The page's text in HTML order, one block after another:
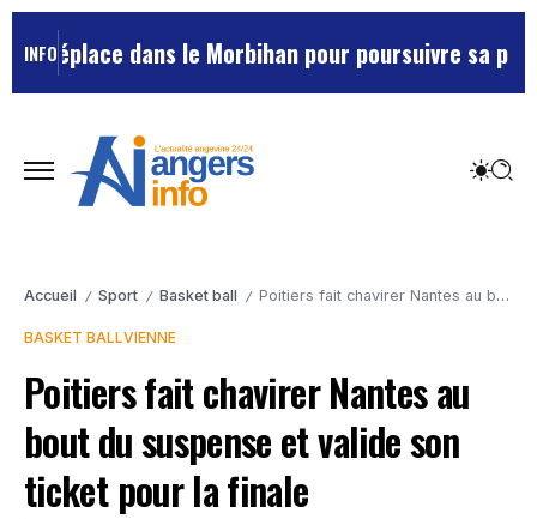
INFO
déplace dans le Morbihan pour poursuivre sa
Accueil / Sport / Basket ball / Poitiers fait chavirer Nantes au bout du suspense et valide son ticket pour la finale
BASKET BALLVIENNE
Poitiers fait chavirer Nantes au
bout du suspense et valide son
ticket pour la finale